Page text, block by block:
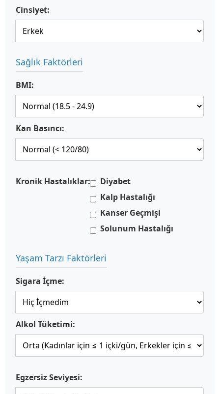
Cinsiyet:
Sağlık Faktörleri
BMI:
Kan Basıncı:
Kronik Hastalıklar:
Diyabet
Kalp Hastalığı
Kanser Geçmişi
Solunum Hastalığı
Yaşam Tarzı Faktörleri
Sigara İçme:
Alkol Tüketimi:
Egzersiz Seviyesi: